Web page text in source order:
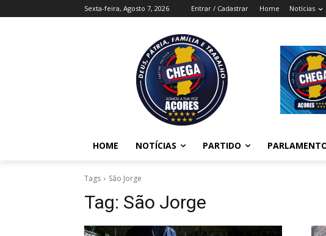
Sexta-feira, Agosto 7, 2026 Entrar / Cadastrar Home Notícias
HOME NOTÍCIAS PARTIDO
Tags São Jorge
Tag: São Jorge